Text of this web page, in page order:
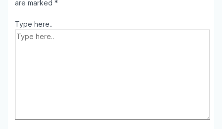
are marked *
Type here..